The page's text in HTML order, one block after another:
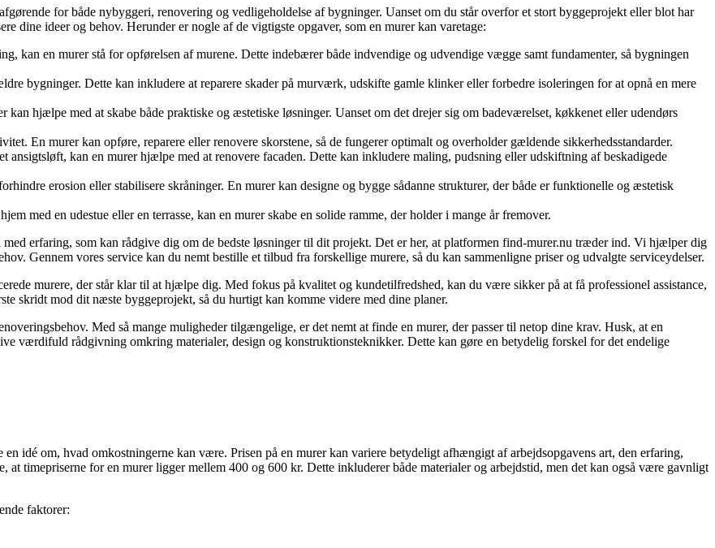
for både nybyggeri, renovering og vedligeholdelse af bygninger. Uanset om du står overfor et stort byggeprojekt eller blot har
dine ideer og behov. Herunder er nogle af de vigtigste opgaver, som en murer kan varetage:
kan en murer stå for opførelsen af murene. Dette indebærer både indvendige og udvendige vægge samt fundamenter, så bygningen
bygninger. Dette kan inkludere at reparere skader på murværk, udskifte gamle klinker eller forbedre isoleringen for at opnå en mere
hjælpe med at skabe både praktiske og æstetiske løsninger. Uanset om det drejer sig om badeværelset, køkkenet eller udendørs
En murer kan opføre, reparere eller renovere skorstene, så de fungerer optimalt og overholder gældende sikkerhedsstandarder.
kan en murer hjælpe med at renovere facaden. Dette kan inkludere maling, pudsning eller udskiftning af beskadigede
erosion eller stabilisere skråninger. En murer kan designe og bygge sådanne strukturer, der både er funktionelle og æstetisk
med en udestue eller en terrasse, kan en murer skabe en solide ramme, der holder i mange år fremover.
erfaring, som kan rådgive dig om de bedste løsninger til dit projekt. Det er her, at platformen find-murer.nu træder ind. Vi hjælper dig
Gennem vores service kan du nemt bestille et tilbud fra forskellige murere, så du kan sammenligne priser og udvalgte serviceydelser.
murere, der står klar til at hjælpe dig. Med fokus på kvalitet og kundetilfredshed, kan du være sikker på at få professionel assistance,
skridt mod dit næste byggeprojekt, så du hurtigt kan komme videre med dine planer.
Med så mange muligheder tilgængelige, er det nemt at finde en murer, der passer til netop dine krav. Husk, at en
værdifuld rådgivning omkring materialer, design og konstruktionsteknikker. Dette kan gøre en betydelig forskel for det endelige
idé om, hvad omkostningerne kan være. Prisen på en murer kan variere betydeligt afhængigt af arbejdsopgavens art, den erfaring,
at timepriserne for en murer ligger mellem 400 og 600 kr. Dette inkluderer både materialer og arbejdstid, men det kan også være gavnligt
faktorer: